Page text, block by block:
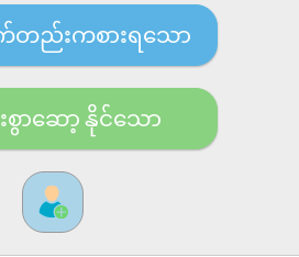
ည်းကစားရသော
စွာဆော့ နိုင်သော